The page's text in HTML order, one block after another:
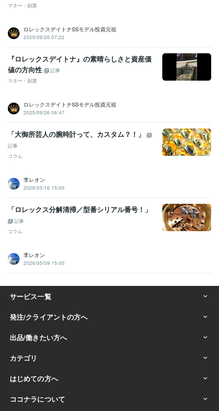
マネー・副業
ロレックスデイトナSSモデル投資元祖
2025/09/26 07:22
『ロレックスデイトナ』の素晴らしさと資産価
値の方向性
記事
マネー・副業
ロレックスデイトナSSモデル投資元祖
2025/09/26 06:47
「大御所芸人の腕時計って、カスタム？！」
記事
コラム
李レオン
2026/05/16 15:00
「ロレックス分解清掃／型番シリアル番号！」
記事
コラム
李レオン
2026/05/09 15:00